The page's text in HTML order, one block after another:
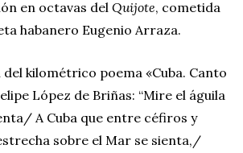
en octavas del Quijote, cometida
habanero Eugenio Arraza.
kilométrico poema «Cuba. Canto
López de Briñas: “Mire el águila
A Cuba que entre céfiros y
sobre el Mar se sienta,/